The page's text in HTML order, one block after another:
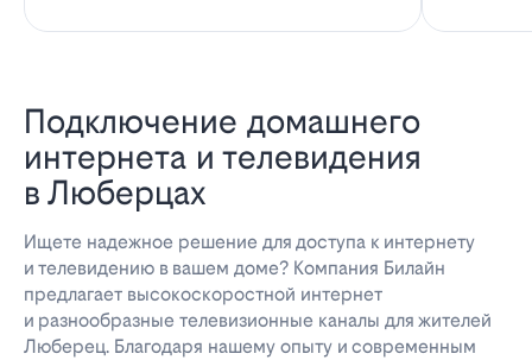
Подключение домашнего
интернета и телевидения
в Люберцах
Ищете надежное решение для доступа к интернету
и телевидению в вашем доме? Компания Билайн
предлагает высокоскоростной интернет
и разнообразные телевизионные каналы для жителей
Люберец. Благодаря нашему опыту и современным